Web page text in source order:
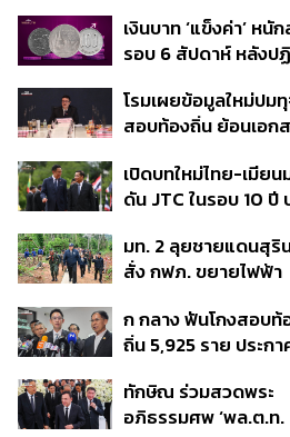
เงินบาท ‘แข็งค่า’ หนั
รอบ 6 สัปดาห์ หลังป
สหรัฐฯ-ญี่ปุ่น
Chartered เปิดเป้าสิ้
ต่อดอลลาร์
โรมเผยข้อมูลใหม่ปม
สอบท้องถิ่น ย้อนเอก
อนุทิน จ่อสอบต่อเอี่ย
ตัดตอน ม.บูรพา หรือ
เปิดบทใหม่ไทย-เมียน
ดัน JTC ในรอบ 10 ปี
ชายแดน ท่าเรือน้ำลึก
ทวาย
มท. 2 ลุยชายแดนสุริ
สั่ง กฟภ. ขยายไฟฟ้า
350’ เสริมความมั่นคง
ชายแดน
ก กลาง ฟันโกงสอบท้
ถิ่น 5,925 ราย ประก
ราย รอ ป.ป.ช. ขีดเส้น
เสร็จ 31 ส.ค.
ทักษิณ ร่วมสวดพระ
อภิธรรมศพ ‘พล.ต.ท.